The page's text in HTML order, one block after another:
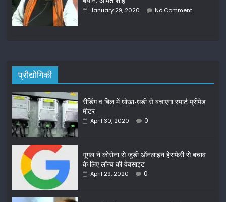
January 29, 2020 No Comment
प्रौद्योगिकी
रीडिंग व बिल में धोखा-धड़ी से बचाएगा स्मार्ट प्रीपेड
मीटर
April 30, 2020 0
गूगल ने कोरोना से जुड़ी ऑनलाइन हेराफेरी से बचाव
के लिए लॉन्च की वेबसाइट
April 29, 2020 0